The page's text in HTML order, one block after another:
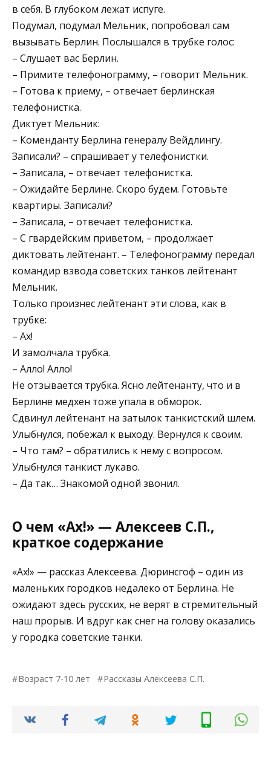
в себя. В глубоком лежат испуге.
Подумал, подумал Мельник, попробовал сам
вызывать Берлин. Послышался в трубке голос:
– Слушает вас Берлин.
– Примите телефонограмму, – говорит Мельник.
– Готова к приему, – отвечает берлинская
телефонистка.
Диктует Мельник:
– Коменданту Берлина генералу Вейдлингу.
Записали? – спрашивает у телефонистки.
– Записала, – отвечает телефонистка.
– Ожидайте Берлине. Скоро будем. Готовьте
квартиры. Записали?
– Записала, – отвечает телефонистка.
– С гвардейским приветом, – продолжает
диктовать лейтенант. – Телефонограмму передал
командир взвода советских танков лейтенант
Мельник.
Только произнес лейтенант эти слова, как в
трубке:
– Ах!
И замолчала трубка.
– Алло! Алло!
Не отзывается трубка. Ясно лейтенанту, что и в
Берлине медхен тоже упала в обморок.
Сдвинул лейтенант на затылок танкистский шлем.
Улыбнулся, побежал к выходу. Вернулся к своим.
– Что там? – обратились к нему с вопросом.
Улыбнулся танкист лукаво.
– Да так… Знакомой одной звонил.
О чем «Ах!» — Алексеев С.П.,
краткое содержание
«Ах!» — рассказ Алексеева. Дюринсгоф – один из
маленьких городков недалеко от Берлина. Не
ожидают здесь русских, не верят в стремительный
наш прорыв. И вдруг как снег на голову оказались
у городка советские танки.
Возраст 7-10 лет Рассказы Алексеева С.П.